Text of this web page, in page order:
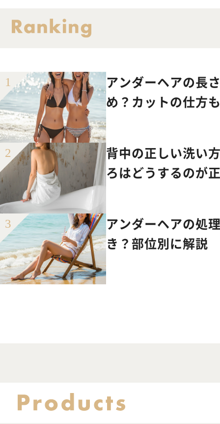
アンダーヘアの長
め？カットの仕方
背中の正しい洗い
ろはどうするのが
アンダーヘアの処
き？部位別に解説